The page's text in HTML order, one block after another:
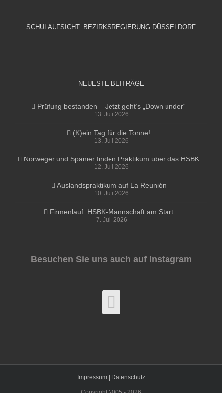
SCHULAUFSICHT: BEZIRKSREGIERUNG DÜSSELDORF
NEUESTE BEITRÄGE
Prüfung bestanden – Jetzt geht’s „Down under“
13. Juli 2026
(K)ein Tag für die Tonne!
13. Juli 2026
Norweger und Spanier finden Praktikum über das HSBK
12. Juli 2026
Auslandspraktikum auf La Reunión
10. Juli 2026
Firmenlauf: HSBK-Mannschaft am Start
7. Juli 2026
Besuchen Sie uns auch auf Instagram
Impressum | Datenschutz